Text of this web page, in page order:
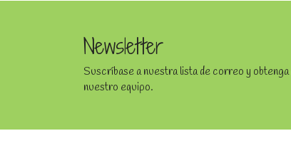
Newsletter
Suscríbase a nuestra lista de correo y
nuestro equipo.